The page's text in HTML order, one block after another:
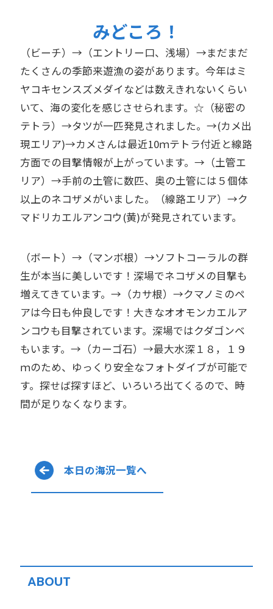
みどころ！
（ビーチ）→（エントリー口、浅場）→まだまだ
たくさんの季節来遊漁の姿があります。今年はミ
ヤコキセンスズメダイなどは数えきれないくらい
いて、海の変化を感じさせられます。☆（秘密の
テトラ）→タツが一匹発見されました。→(カメ出
現エリア)→カメさんは最近10ｍテトラ付近と線路
方面での目撃情報が上がっています。→（土管エ
リア）→手前の土管に数匹、奥の土管には５個体
以上のネコザメがいました。（線路エリア）→ク
マドリカエルアンコウ(黄)が発見されています。
（ボート）→（マンボ根）→ソフトコーラルの群
生が本当に美しいです！深場でネコザメの目撃も
増えてきています。→（カサ根）→クマノミのペ
アは今日も仲良しです！大きなオオモンカエルア
ンコウも目撃されています。深場ではクダゴンベ
もいます。→（カーゴ石）→最大水深１８，１９
ｍのため、ゆっくり安全なフォトダイブが可能で
す。探せば探すほど、いろいろ出てくるので、時
間が足りなくなります。
本日の海況一覧へ
ABOUT